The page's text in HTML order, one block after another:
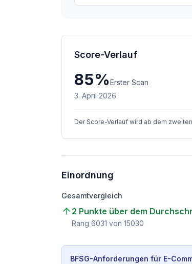
Score-Verlauf
85%Erster Scan
3. April 2026
Der Score-Verlauf wird ab dem
Einordnung
Gesamtvergleich
2 Punkte über dem
Rang 6031 von 15030
BFSG-Anforderungen für E-